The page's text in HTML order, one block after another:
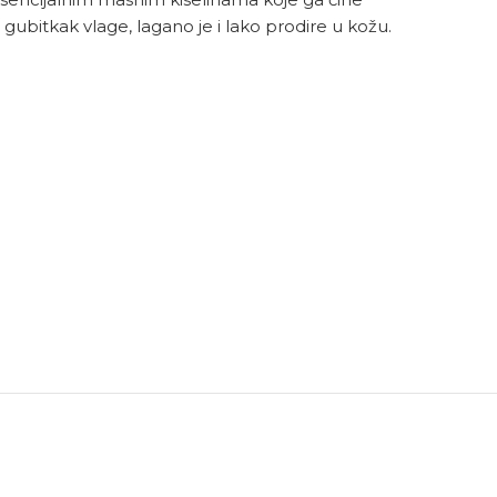
vlage, lagano je i lako prodire u kožu.